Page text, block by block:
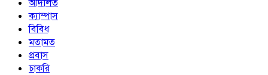
আদালত
ক্যাম্পাস
বিবিধ
মতামত
প্রবাস
চাকরি